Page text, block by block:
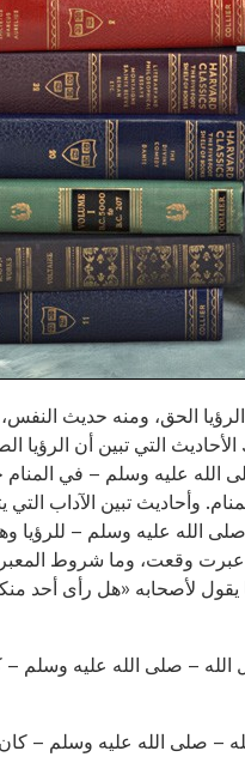
الحق، ومنه حديث
التي تبين أن الرؤيا
الله عليه وسلم – في
وأحاديث تبين الآداب
الله عليه وسلم – للرؤيا
وقعت، وما شروط المعبر
يقول لأصحابه «هل رأى أحد
– صلى الله عليه وسلم –
– صلى الله عليه وسلم –